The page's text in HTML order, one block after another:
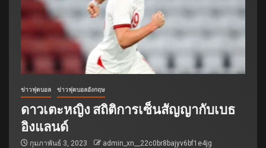
ข่าวฟุตบอล ข่าวฟุตบอลอังกฤษ
ดาวเตะหญิง สถิติการเซ็นสัญญากับเบธ
อิงแลนด์
กุมภาพันธ์ 3, 2023 admin_xn__22c0br8bajyv6bf1e4jg